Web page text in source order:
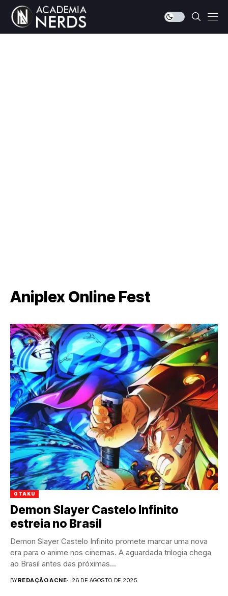
Aniplex Online Fest
OTAKU
Demon Slayer Castelo Infinito
estreia no Brasil
Demon Slayer Castelo Infinito promete marcar uma nova
era para o anime nos cinemas. A aguardada trilogia chega
ao Brasil antes das próximas...
BYREDAÇÃO ACNE 26 DE AGOSTO DE 2025